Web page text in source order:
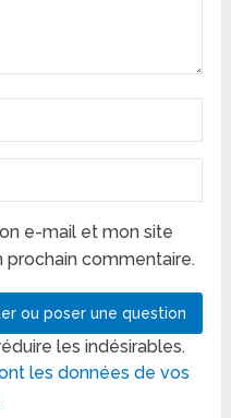
e-mail et mon site
prochain commentaire.
les indésirables.
les données de vos